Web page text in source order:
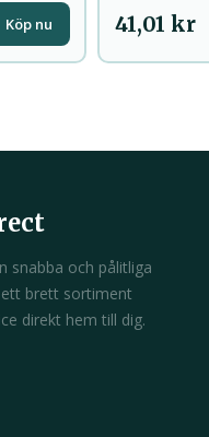
Köp nu 41,01 kr
snabba och pålitliga
brett sortiment
direkt hem till dig.